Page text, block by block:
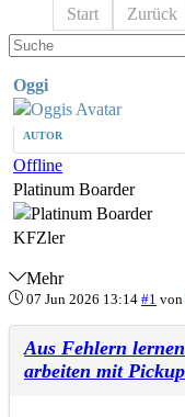
Start Zurück
Oggi
AUTOR
Offline
Platinum Boarder
KFZler
Mehr
07 Jun 2026 13:14 #1 von
Aus Fehlern
arbeiten mit